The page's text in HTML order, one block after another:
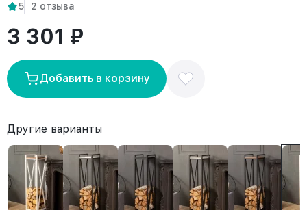
5 2 отзыва
3 301 ₽
Добавить в корзину
Другие варианты